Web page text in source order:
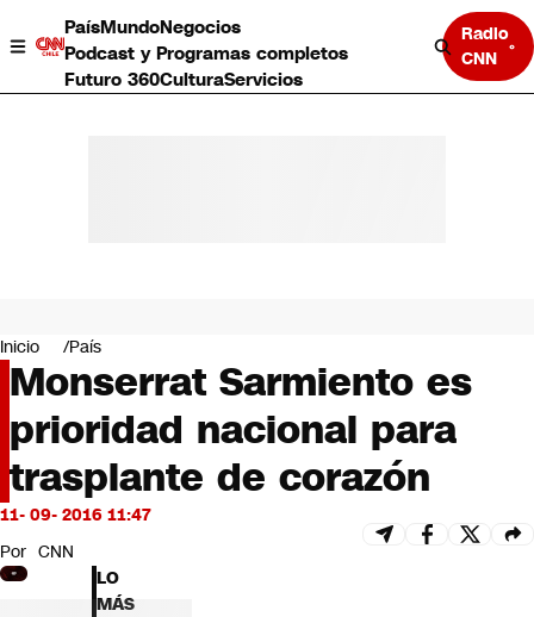
PaísMundoNegocios
Podcast y Programas completos
Futuro 360CulturaServicios
Radio
CNN
Negocios
Deportes
Programas completos
Cultura
Servicios
Bits
CNN Data
CNN tiempo
Futuro 360
Opinión
Inicio País
Monserrat Sarmiento es
prioridad nacional para
trasplante de corazón
11- 09- 2016 11:47
Por CNN
LO
MÁS